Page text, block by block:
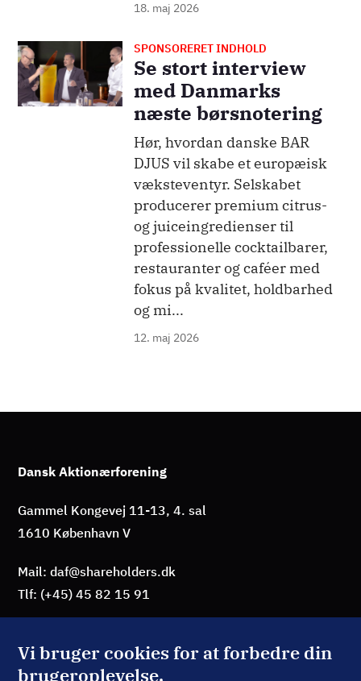
Vi bruger cookies for at forbedre din
brugeroplevelse.
18. maj 2026
Billede SPONSORERET INDHOLD
Se stort interview
med Danmarks
næste børsnotering
Hør, hvordan danske BAR
DJUS vil skabe et europæisk
væksteventyr. Selskabet
producerer premium citrus-
og juiceingredienser til
professionelle cocktailbarer,
restauranter og caféer med
fokus på kvalitet, holdbarhed
og mi...
12. maj 2026
Dansk Aktionærforening
Gammel Kongevej 11-13, 4. sal
1610 København V
Mail: daf@shareholders.dk
Tlf: (+45) 45 82 15 91